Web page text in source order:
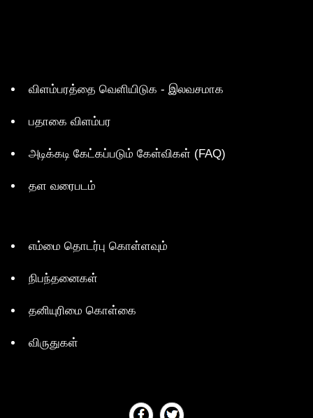
விளம்பரத்தை வெளியிடுக - இலவசமாக
பதாகை விளம்பர
அடிக்கடி கேட்கப்படும் கேள்விகள் (FAQ)
தள வரைபடம்
எம்மை தொடர்பு கொள்ளவும்
நிபந்தனைகள்
தனியுரிமை கொள்கை
விருதுகள்